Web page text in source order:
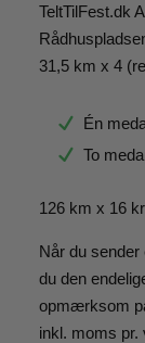
TeltTilFest.dk
31,5 km x 4
Én
To
126 km x 16
Når du
du den
opmærksom
inkl. moms pr.